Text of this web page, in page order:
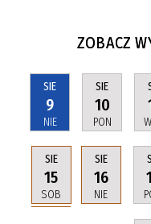
ZOBACZ
SIE
9
NIE
SIE
10
PON
SIE
15
SOB
SIE
16
NIE